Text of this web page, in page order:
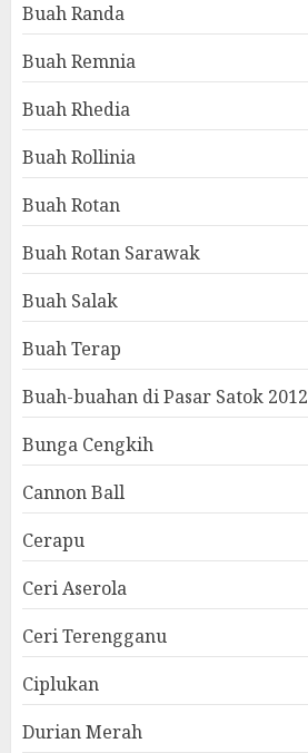
Buah Randa
Buah Remnia
Buah Rhedia
Buah Rollinia
Buah Rotan
Buah Rotan Sarawak
Buah Salak
Buah Terap
Buah-buahan di Pasar Satok 2012
Bunga Cengkih
Cannon Ball
Cerapu
Ceri Aserola
Ceri Terengganu
Ciplukan
Durian Merah